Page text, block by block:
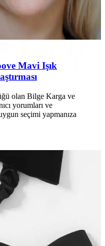
Mavi Işık
olan Bilge Karga ve
yorumları ve
seçimi yapmanıza